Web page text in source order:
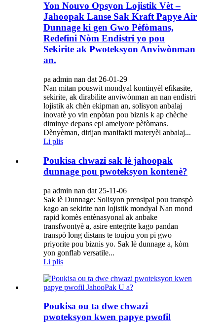
Yon Nouvo Opsyon Lojistik Vèt –
Jahoopak Lanse Sak Kraft Papye Air
Dunnage ki gen Gwo Pèfòmans,
Redefini Nòm Endistri yo pou
Sekirite ak Pwoteksyon Anviwònman
an.
pa admin nan dat 26-01-29
Nan mitan pouswit mondyal kontinyèl efikasite,
sekirite, ak dirabilite anviwònman an nan endistri
lojistik ak chèn ekipman an, solisyon anbalaj
inovatè yo vin enpòtan pou biznis k ap chèche
diminye depans epi amelyore pèfòmans.
Dènyèman, dirijan manifakti materyèl anbalaj...
Li plis
Poukisa chwazi sak lè jahoopak
dunnage pou pwoteksyon kontenè?
pa admin nan dat 25-11-06
Sak lè Dunnage: Solisyon prensipal pou transpò
kago an sekirite nan lojistik mondyal Nan mond
rapid komès entènasyonal ak anbake
transfwontyè a, asire entegrite kago pandan
transpò long distans te toujou yon pi gwo
priyorite pou biznis yo. Sak lè dunnage a, kòm
yon gonflab versatile...
Li plis
Poukisa ou ta dwe chwazi
pwoteksyon kwen papye pwofil